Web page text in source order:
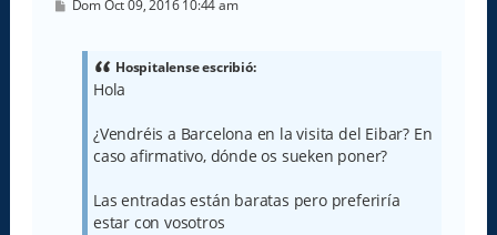
M
Dom Oct 09, 2016 10:44 am
Hospitalense escribió:
Hola
¿Vendréis a Barcelona en la visita del Eibar? En
caso afirmativo, dónde os sueken poner?
Las entradas están baratas pero preferiría
estar con vosotros